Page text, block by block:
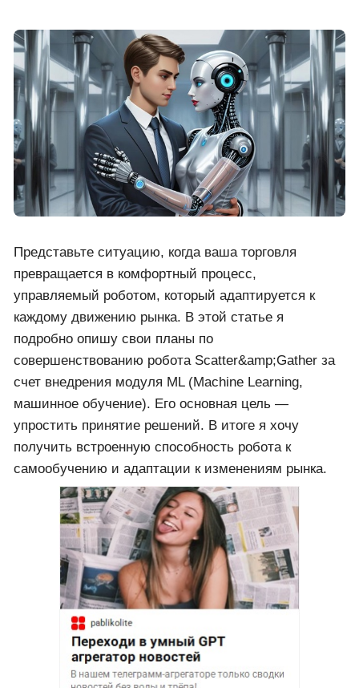
Представьте ситуацию, когда ваша торговля
превращается в комфортный процесс,
управляемый роботом, который адаптируется к
каждому движению рынка. В этой статье я
подробно опишу свои планы по
совершенствованию робота Scatter&amp;Gather за
счет внедрения модуля ML (Machine Learning,
машинное обучение). Его основная цель —
упростить принятие решений. В итоге я хочу
получить встроенную способность робота к
самообучению и адаптации к изменениям рынка.